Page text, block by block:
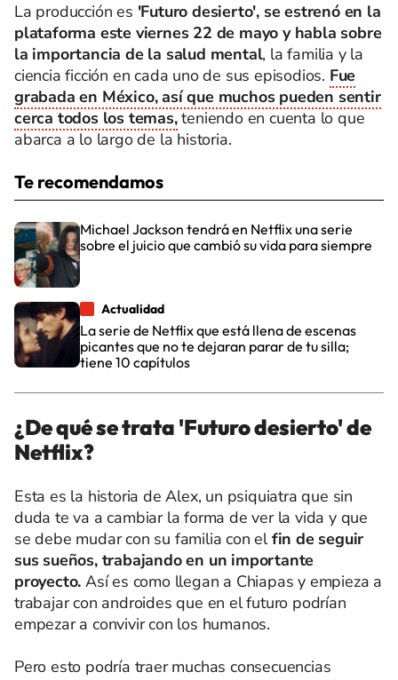
La producción es 'Futuro desierto', se estrenó en la
plataforma este viernes 22 de mayo y habla sobre
la importancia de la salud mental, la familia y la
ciencia ficción en cada uno de sus episodios. Fue
grabada en México, así que muchos pueden sentir
cerca todos los temas,teniendo en cuenta lo que
abarca a lo largo de la historia.
Te recomendamos
Michael Jackson tendrá en Netflix una serie
sobre el juicio que cambió su vida para siempre
Actualidad
La serie de Netflix que está llena de escenas
picantes que no te dejaran parar de tu silla;
tiene 10 capítulos
¿De qué se trata 'Futuro desierto' de
Netflix?
Esta es la historia de Alex, un psiquiatra que sin
duda te va a cambiar la forma de ver la vida y que
se debe mudar con su familia con elfin de seguir
sus sueños, trabajando en un importante
proyecto.Así es como llegan a Chiapas y empieza a
trabajar con androides que en el futuro podrían
empezar a convivir con los humanos.
Pero esto podría traer muchas consecuencias